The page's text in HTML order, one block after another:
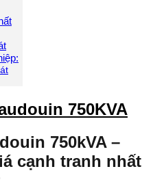
750KVA
750kVA –
cạnh tranh nhất